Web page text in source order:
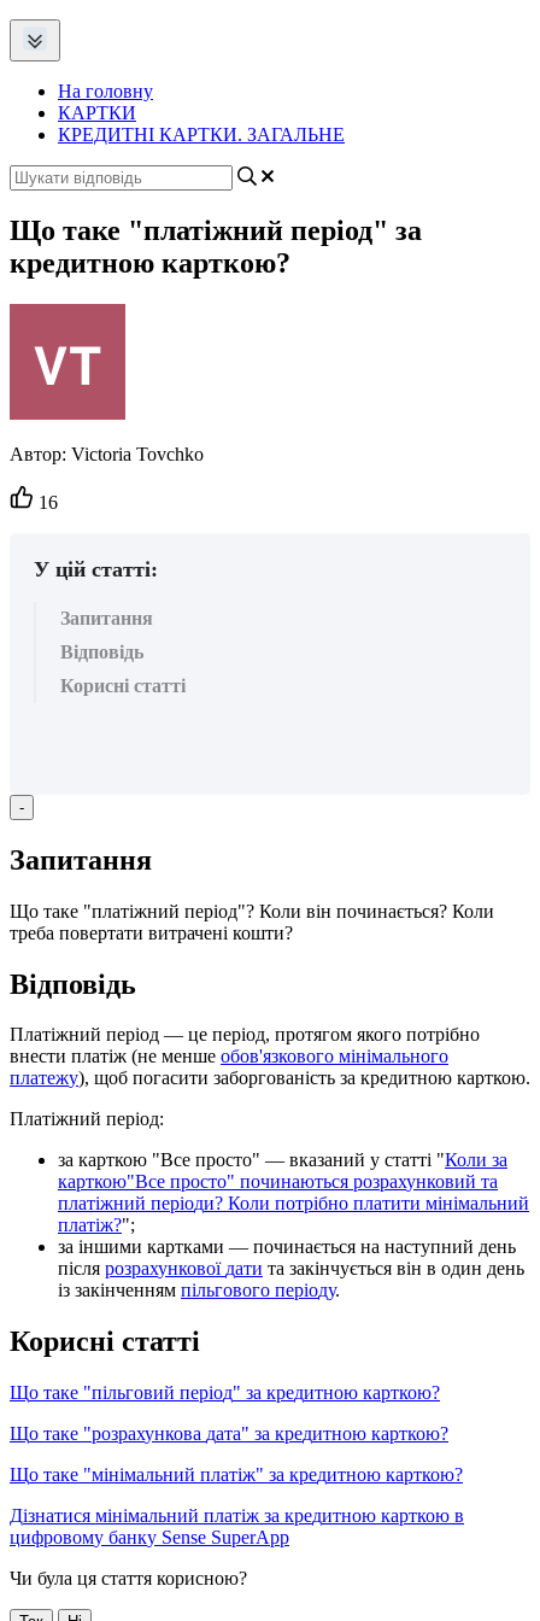
На головну
КАРТКИ
КРЕДИТНІ КАРТКИ. ЗАГАЛЬНЕ
Що таке "платіжний період" за
кредитною карткою?
Автор: Victoria Tovchko
Кількість
вподобайок:
16
У цій статті:
Запитання
Відповідь
Корисні статті
-
Запитання
Що таке "платіжний період"? Коли він починається? Коли
треба повертати витрачені кошти?
Відповідь
Платіжний період — це період, протягом якого потрібно
внести платіж (не менше обов'язкового мінімального
платежу), щоб погасити заборгованість за кредитною карткою.
Платіжний період:
за карткою "Все просто" — вказаний у статті "Коли за
карткою"Все просто" починаються розрахунковий та
платіжний періоди? Коли потрібно платити мінімальний
платіж?";
за іншими картками — починається на наступний день
після розрахункової дати та закінчується він в один день
із закінченням пільгового періоду.
Корисні статті
Що таке "пільговий період" за кредитною карткою?
Що таке "розрахункова дата" за кредитною карткою?
Що таке "мінімальний платіж" за кредитною карткою?
Дізнатися мінімальний платіж за кредитною карткою в
цифровому банку Sense SuperApp
Чи була ця стаття корисною?